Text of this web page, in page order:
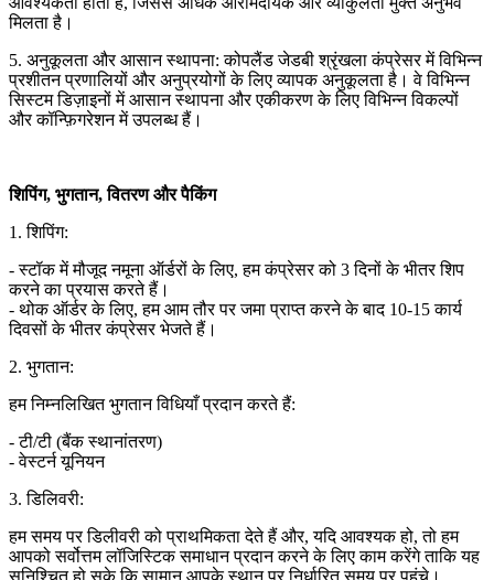
मिलता है।
5. अनुकूलता और आसान स्थापना: कोपलैंड जेडबी श्रृंखला कंप्रेसर में विभिन्न
प्रशीतन प्रणालियों और अनुप्रयोगों के लिए व्यापक अनुकूलता है। वे विभिन्न
सिस्टम डिज़ाइनों में आसान स्थापना और एकीकरण के लिए विभिन्न विकल्पों
और कॉन्फ़िगरेशन में उपलब्ध हैं।
शिपिंग, भुगतान, वितरण और पैकिंग
1. शिपिंग:
- स्टॉक में मौजूद नमूना ऑर्डरों के लिए, हम कंप्रेसर को 3 दिनों के भीतर शिप
करने का प्रयास करते हैं।
- थोक ऑर्डर के लिए, हम आम तौर पर जमा प्राप्त करने के बाद 10-15 कार्य
दिवसों के भीतर कंप्रेसर भेजते हैं।
2. भुगतान:
हम निम्नलिखित भुगतान विधियाँ प्रदान करते हैं:
- टी/टी (बैंक स्थानांतरण)
- वेस्टर्न यूनियन
3. डिलिवरी:
हम समय पर डिलीवरी को प्राथमिकता देते हैं और, यदि आवश्यक हो, तो हम
आपको सर्वोत्तम लॉजिस्टिक समाधान प्रदान करने के लिए काम करेंगे ताकि यह
सुनिश्चित हो सके कि सामान आपके स्थान पर निर्धारित समय पर पहुंचे।